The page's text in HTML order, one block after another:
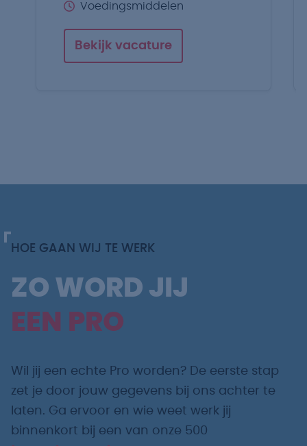
Voedingsmiddelen
Bekijk vacature
HOE GAAN WIJ TE WERK
ZO WORD JIJ
EEN PRO
Wil jij een echte Pro worden? De eerste stap
zet je door jouw gegevens bij ons achter te
laten. Ga ervoor en wie weet werk jij
binnenkort bij een van onze 500